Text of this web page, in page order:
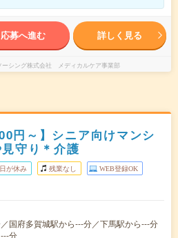
応募へ進む 詳しく見る
ーシング株式会社 メディカルケア事業部
円～】シニア向けマンシ
守り＊介護
が休み 残業なし WEB登録OK
国府多賀城駅から---分／下馬駅から---分
分